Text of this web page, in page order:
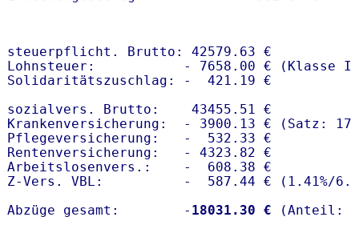
steuerpflicht. Brutto: 42579.63 €
Lohnsteuer:           - 7658.00 € (Klasse I)
Solidaritätszuschlag: -  421.19 €
sozialvers. Brutto:    43455.51 €
Krankenversicherung:  - 3900.13 € (Satz:
Pflegeversicherung:   -  532.33 €
Rentenversicherung:   - 4323.82 €
Arbeitslosenvers.:    -  608.38 €
Z-Vers. VBL:          -  587.44 € ( 1.41%/
Abzüge gesamt:        - 18031.30 €